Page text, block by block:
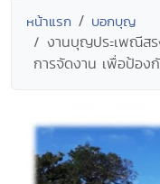
หน้าแรก บอกบุญ
งานบุญประเพณีสร
การจัดงาน เพื่อป้อง